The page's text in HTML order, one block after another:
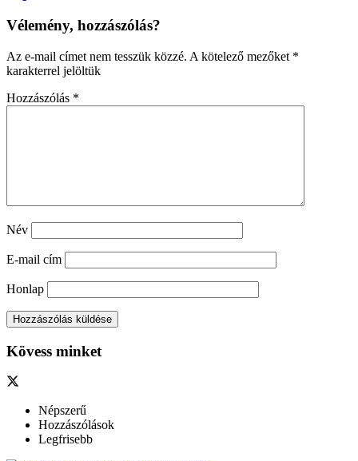
Vélemény, hozzászólás?
Az e-mail címet nem tesszük közzé. A kötelező mezőket *
karakterrel jelöltük
Hozzászólás *
Név
E-mail cím
Honlap
Kövess minket
Népszerű
Hozzászólások
Legfrisebb